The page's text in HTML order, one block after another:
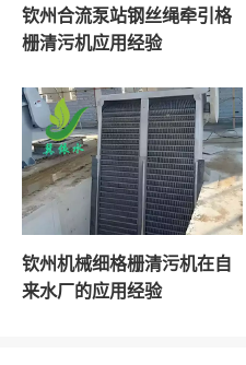
钦州合流泵站钢丝绳牵引格
栅清污机应用经验
钦州机械细格栅清污机在自
来水厂的应用经验